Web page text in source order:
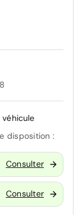
disposition :
Consulter
Consulter